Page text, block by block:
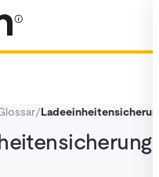
/Ladeeinheitensicherung